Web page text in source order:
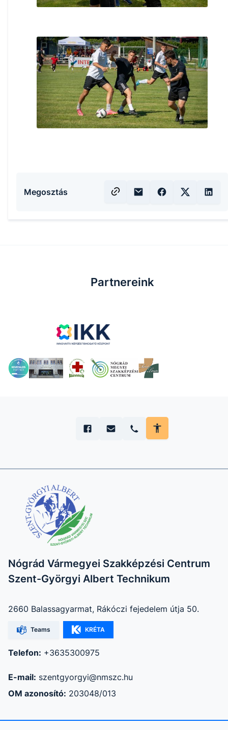
Megosztás
Partnereink
Nógrád Vármegyei Szakképzési Centrum
Szent-Györgyi Albert Technikum
2660 Balassagyarmat, Rákóczi fejedelem útja 50.
Teams KRÉTA
Telefon: +3635300975
E-mail: szentgyorgyi@nmszc.hu
OM azonosító: 203048/013